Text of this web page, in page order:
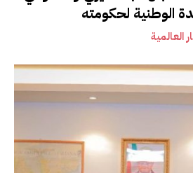
الوطنية لحكومته
العالمية